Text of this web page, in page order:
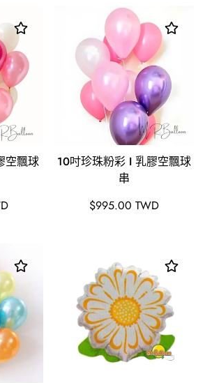
空飄球
10吋珍珠粉彩 I 乳膠空飄球
串
原
$995.00 TWD